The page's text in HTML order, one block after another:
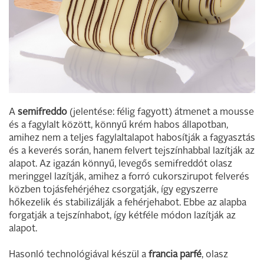
A semifreddo (jelentése: félig fagyott) átmenet a mousse
és a fagylalt között, könnyű krém habos állapotban,
amihez nem a teljes fagylaltalapot habosítják a fagyasztás
és a keverés során, hanem felvert tejszínhabbal lazítják az
alapot. Az igazán könnyű, levegős semifreddót olasz
meringgel lazítják, amihez a forró cukorszirupot felverés
közben tojásfehérjéhez csorgatják, így egyszerre
hőkezelik és stabilizálják a fehérjehabot. Ebbe az alapba
forgatják a tejszínhabot, így kétféle módon lazítják az
alapot.
Hasonló technológiával készül a francia parfé, olasz